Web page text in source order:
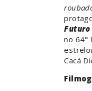
Futuro
no 64°
Cacá